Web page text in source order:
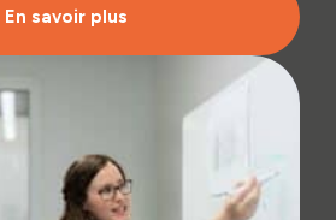
En savoir plus